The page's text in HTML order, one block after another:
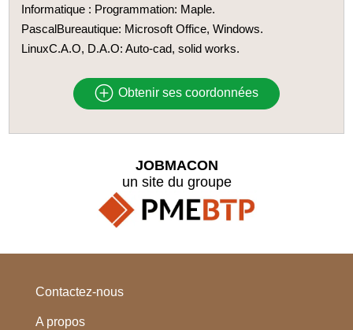
Informatique : Programmation: Maple.
PascalBureautique: Microsoft Office, Windows.
LinuxC.A.O, D.A.O: Auto-cad, solid works.
Obtenir ses coordonnées
JOBMACON
un site du groupe
Contactez-nous
A propos